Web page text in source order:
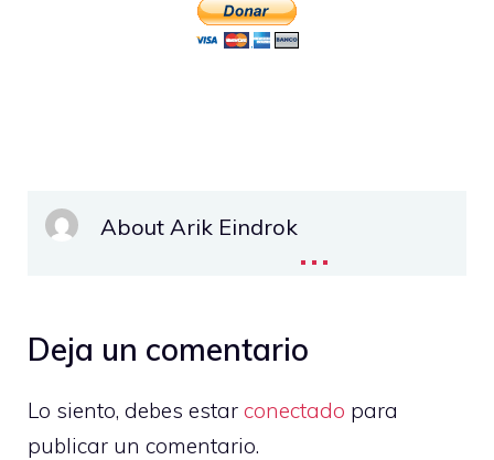
About Arik Eindrok...
Deja un comentario
Lo siento, debes estar conectado para
publicar un comentario.